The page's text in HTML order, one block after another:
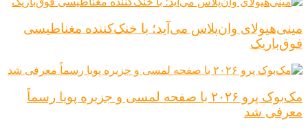
مینی‌هیولای وان‌پلاس می‌آید؛ با خنک‌کننده مغناطیسی
فوق‌باریک
مک‌بوک پرو ۲۰۲۶ با صفحه لمسی و جزیره پویا رسماً
معرفی شد